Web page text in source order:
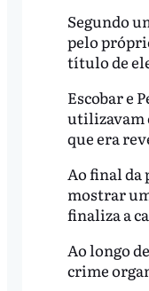
Segundo
pelo
título de
Escobar e
utilizavam
que era
Ao final da
mostrar
finaliza a
Ao longo
crime